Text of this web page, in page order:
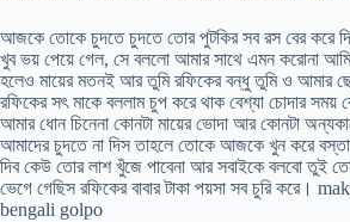
আজকে তোকে চুদতে চুদতে তোর পুটকির সব রস বের করে
খুব ভয় পেয়ে গেল, সে বললো আমার সাথে এমন করোনা
হলেও মায়ের মতনই আর তুমি রফিকের বন্ধু তুমি ও আমার
রফিকের সৎ মাকে বললাম চুপ করে থাক বেশ্যা চোদার সময়
আমার ধোন চিনেনা কোনটা মায়ের ভোদা আর কোনটা
আমাদের চুদতে না দিস তাহলে তোকে আজকে খুন করে
দিব কেউ তোর লাশ খুঁজে পাবেনা আর সবাইকে বলবো তুই
ভেগে গেছিস রফিকের বাবার টাকা পয়সা সব চুরি করে।
bengali golpo